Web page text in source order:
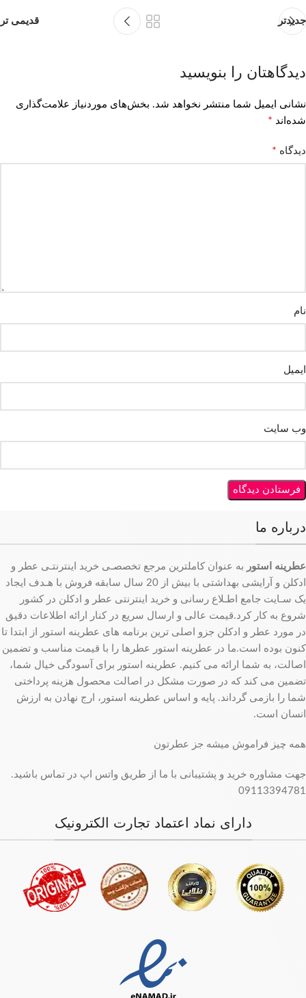
جدیدتر قدیمی تر
دیدگاهتان را بنویسید
نشانی ایمیل شما منتشر نخواهد شد. بخش‌های موردنیاز علامت‌گذاری
شده‌اند *
دیدگاه *
نام
ایمیل
وب‌ سایت
درباره ما
عطرینه استور به عنوان کاملترین مرجع تخصصـی خرید اینترنتـی عطر و
ادکلن و آرایشی بهداشتی با بیش از 20 سال سابقه فروش با هـدف ایجاد
یک سـایت جامع اطـلاع رسانی و خرید اینترنتی عطر و ادکلن در کشور
شروع به کار کرد.قیمت عالی و ارسال سریع در کنار ارائه اطلاعات دقیق
در مورد عطر و ادکلن جزو اصلی ترین برنامه های عطرینه استور از ابتدا تا
کنون بوده است.ما در عطرینه استور عطرها را با قیمت مناسب و تضمین
اصالت، به شما ارائه می کنیم. عطرینه استور برای آسودگی خیال شما،
تضمین می کند که در صورت مشکل در اصالت محصول هزینه پرداختی
شما را بازمی گرداند. پایه و اساس عطرینه استور، ارج نهادن به ارزش
انسان است.
همه چیز فراموش میشه جز عطرتون
جهت مشاوره خرید و پشتیبانی با ما از طریق واتس اپ در تماس باشید.
09113394781
دارای نماد اعتماد تجارت الکترونیک